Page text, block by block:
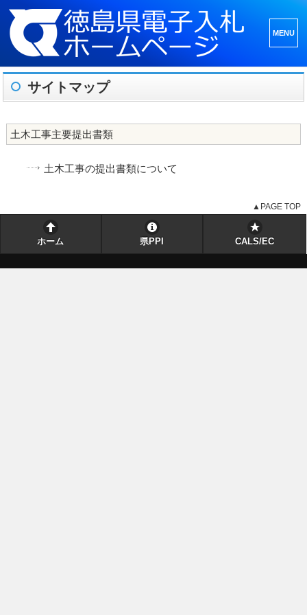
ーとウ
ィジェ
サイトマップ
土木工事主要提出書類
土木工事の提出書類について
▲PAGE TOP
ホーム 県PPI CALS/EC